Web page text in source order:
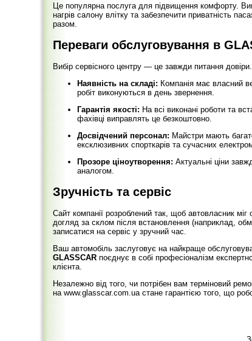
Це популярна послуга для підвищення комфорту.
нагрів салону влітку та забезпечити приватність
разом.
Переваги обслуговування в
Вибір сервісного центру — це завжди питання
Наявність на складі: Компанія має власний
робіт виконуються в день звернення.
Гарантія якості: На всі виконані роботи та
фахівці виправлять це безкоштовно.
Досвідчений персонал: Майстри мають
ексклюзивних спорткарів та сучасних
Прозоре ціноутворення: Актуальні ціни
аналогом.
Зручність та сервіс
Сайт компанії розроблений так, щоб автовласник
догляд за склом після встановлення (наприклад,
записатися на сервіс у зручний час.
Ваш автомобіль заслуговує на найкраще
GLASSCAR поєднує в собі професіоналізм
клієнта.
Незалежно від того, чи потрібен вам терміновий
на www.glasscar.com.ua стане гарантією того, що